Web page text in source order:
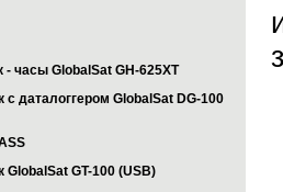
- часы GlobalSat GH-625XT
с даталоггером GlobalSat DG-100
GlobalSat GT-100 (USB)